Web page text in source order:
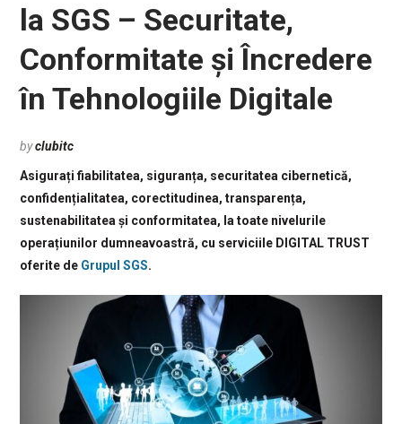
la SGS – Securitate,
Conformitate și Încredere
în Tehnologiile Digitale
byclubitc
Asigurați fiabilitatea, siguranța, securitatea cibernetică,
confidențialitatea, corectitudinea, transparența,
sustenabilitatea și conformitatea, la toate nivelurile
operațiunilor dumneavoastră, cu serviciile DIGITAL TRUST
oferite de Grupul SGS.